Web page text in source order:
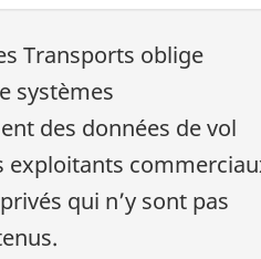
Transports oblige
systèmes
des données de vol
exploitants
qui n’y sont pas